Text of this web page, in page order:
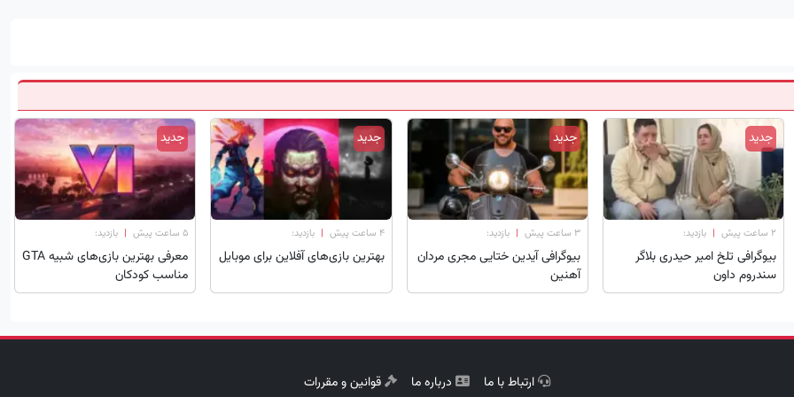
جدید
۲ ساعت پیش | بازدید:
بیوگرافی تلخ امیر حیدری بلاگر
سندروم داون
جدید
۳ ساعت پیش | بازدید:
بیوگرافی آیدین ختایی مجری مردان
آهنین
جدید
۴ ساعت پیش | بازدید:
بهترین بازی‌های آفلاین برای موبایل
جدید
۵ ساعت پیش | بازدید:
معرفی بهترین بازی‌های شبیه GTA
مناسب کودکان
ارتباط با ما
درباره ما قوانین و مقررات